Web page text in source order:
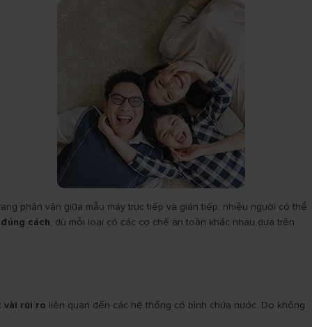
phân vân giữa mẫu máy trực tiếp và gián tiếp, nhiều người có thể
cách, dù mỗi loại có các cơ chế an toàn khác nhau dựa trên
vài rủi ro liên quan đến các hệ thống có bình chứa nước. Do không